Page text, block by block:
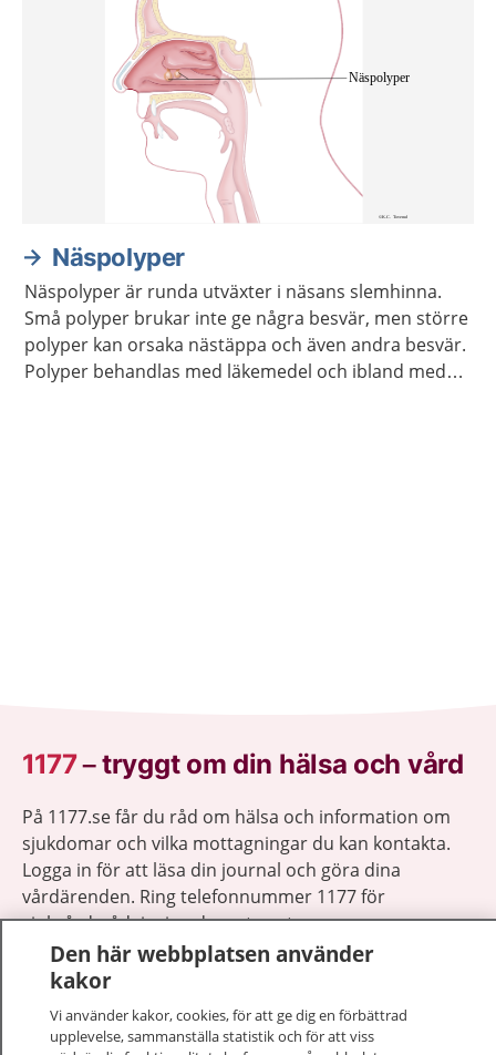
Näspolyper
Näspolyper är runda utväxter i näsans slemhinna.
Små polyper brukar inte ge några besvär, men större
polyper kan orsaka nästäppa och även andra besvär.
Polyper behandlas med läkemedel och ibland med
1177–tryggt om din hälsa och vård
På 1177.se får du råd om hälsa och information om
sjukdomar och vilka mottagningar du kan kontakta.
Logga in för att läsa din journal och göra dina
vårdärenden. Ring telefonnummer 1177 för
sjukvårdsrådgivning dygnet runt.
1177 ger dig råd när du vill må bättre.
Den här webbplatsen använder
kakor
Vi använder kakor, cookies, för att ge dig en förbättrad
upplevelse, sammanställa statistik och för att viss